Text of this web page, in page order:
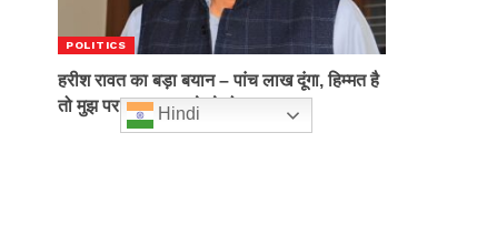
POLITICS
हरीश रावत का बड़ा बयान – पांच लाख दूंगा, हिम्मत है
तो मुझ पर मुकदमा करके देखो
Hindi